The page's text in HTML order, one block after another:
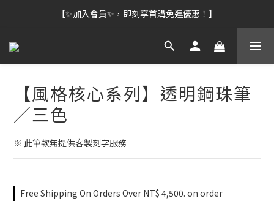
【✨加入會員✨，即刻享首購免運優惠！】
【風格核心系列】透明鋼珠筆
／三色
※ 此筆款無提供客製刻字服務
Free Shipping On Orders Over NT$ 4,500. on order